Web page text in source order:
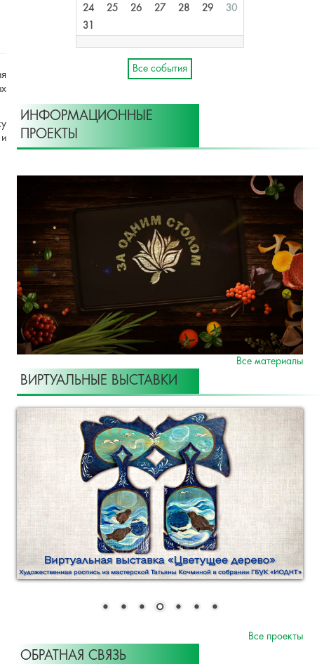
24
25 26 27 28 29
30
31
Все события
ИНФОРМАЦИОННЫЕ
ПРОЕКТЫ
Все материалы
ВИРТУАЛЬНЫЕ ВЫСТАВКИ
Все проекты
ОБРАТНАЯ СВЯЗЬ